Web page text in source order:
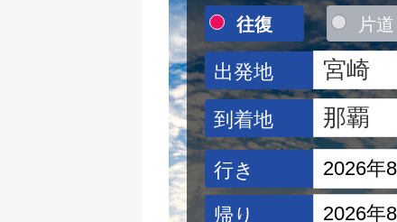
往復 片道
出発地
到着地
行き
帰り